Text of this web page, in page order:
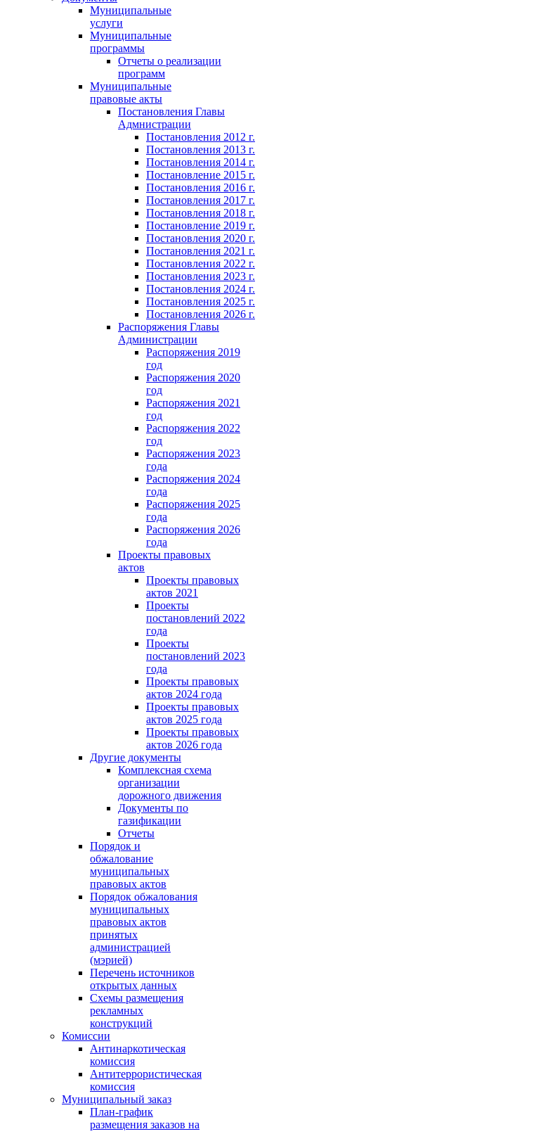
Муниципальные
услуги
Муниципальные
программы
Отчеты о реализации
программ
Муниципальные
правовые акты
Постановления Главы
Адмнистрации
Постановления 2012 г.
Постановления 2013 г.
Постановления 2014 г.
Постановление 2015 г.
Постановления 2016 г.
Постановления 2017 г.
Постановления 2018 г.
Постановление 2019 г.
Постановления 2020 г.
Постановления 2021 г.
Постановления 2022 г.
Постановления 2023 г.
Постановления 2024 г.
Постановления 2025 г.
Постановления 2026 г.
Распоряжения Главы
Администрации
Распоряжения 2019
год
Распоряжения 2020
год
Распоряжения 2021
год
Распоряжения 2022
год
Распоряжения 2023
года
Распоряжения 2024
года
Распоряжения 2025
года
Распоряжения 2026
года
Проекты правовых
актов
Проекты правовых
актов 2021
Проекты
постановлений 2022
года
Проекты
постановлений 2023
года
Проекты правовых
актов 2024 года
Проекты правовых
актов 2025 года
Проекты правовых
актов 2026 года
Другие документы
Комплексная схема
организации
дорожного движения
Документы по
газификации
Отчеты
Порядок и
обжалование
муниципальных
правовых актов
Порядок обжалования
муниципальных
правовых актов
принятых
администрацией
(мэрией)
Перечень источников
открытых данных
Схемы размещения
рекламных
конструкций
Комиссии
Антинаркотическая
комиссия
Антитеррористическая
комиссия
Муниципальный заказ
План-график
размещения заказов на